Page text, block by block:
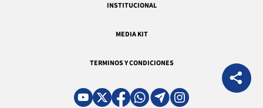
INSTITUCIONAL
MEDIA KIT
TERMINOS Y CONDICIONES